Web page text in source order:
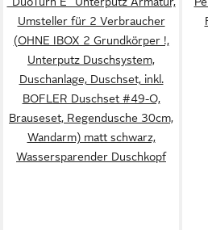
Umsteller für 2 Verbraucher
(OHNE IBOX 2 Grundkörper !,
Unterputz Duschsystem,
Duschanlage, Duschset, inkl.
BOFLER Duschset #49-O,
Brauseset, Regendusche 30cm,
Wandarm) matt schwarz,
Wassersparender Duschkopf